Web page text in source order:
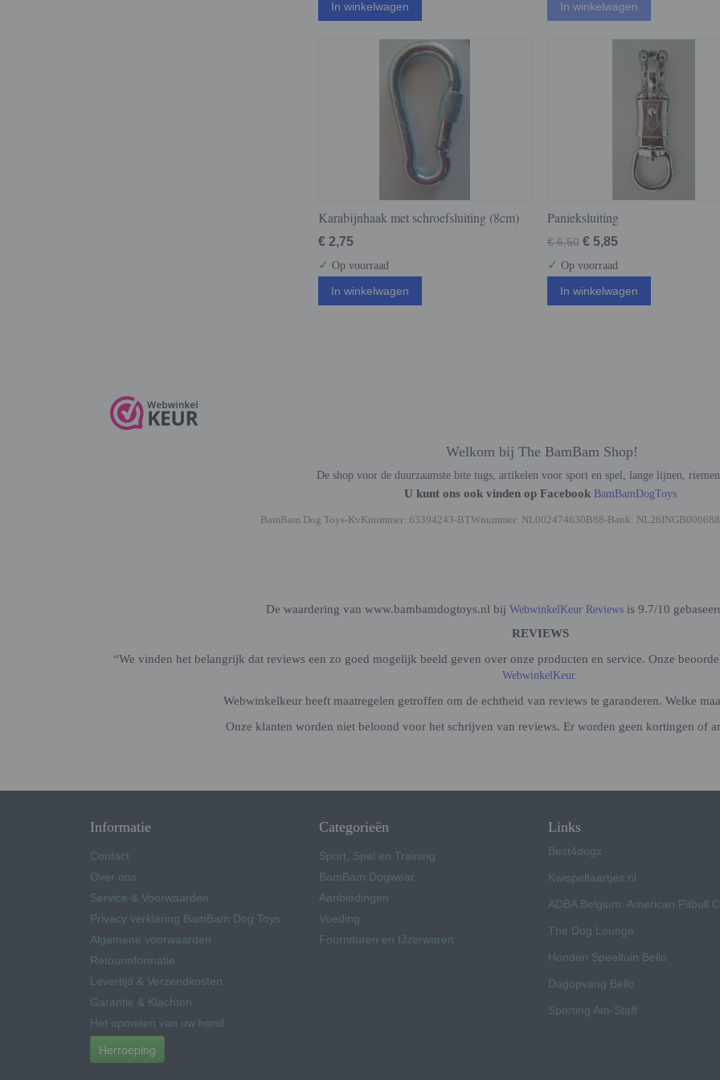
In winkelwagen In winkelwagen
Karabijnhaak met schroefsluiting (8cm)
€ 2,75
✓ Op voorraad
In winkelwagen
Panieksluiting
€ 6,50 € 5,85
✓ Op voorraad
In winkelwagen
Welkom bij The BamBam Shop!
De shop voor de duurzaamste bite tugs, artikelen voor sport en spel, lange lijnen,
U kunt ons ook vinden op Facebook BamBamDogToys
BamBam Dog Toys-KvKnummer: 63394243-BTWnummer: NL002474630B88-Bank:
De waardering van www.bambamdogtoys.nl bij WebwinkelKeur Reviews is 9.7/10
REVIEWS
“We vinden het belangrijk dat reviews een zo goed mogelijk beeld geven over onze producten en service. Onze
WebwinkelKeur.
Webwinkelkeur heeft maatregelen getroffen om de echtheid van reviews te garanderen. Welke
Onze klanten worden niet beloond voor het schrijven van reviews. Er worden geen kortingen of
Informatie
Contact
Over ons
Service & Voorwaarden
Privacy verklaring BamBam Dog Toys
Algemene voorwaarden
Retourinformatie
Levertijd & Verzendkosten
Garantie & Klachten
Het opmeten van uw hond
Herroeping
Categorieën
Sport, Spel en Training
BamBam Dogwear
Aanbiedingen
Voeding
Fournituren en IJzerwaren
Links
Best4dogz
Kwispeltaartjes.nl
ADBA Belgium: American Pitbull
The Dog Lounge
Honden Speeltuin Bello
Dagopvang Bello
Sporting Am-Staff